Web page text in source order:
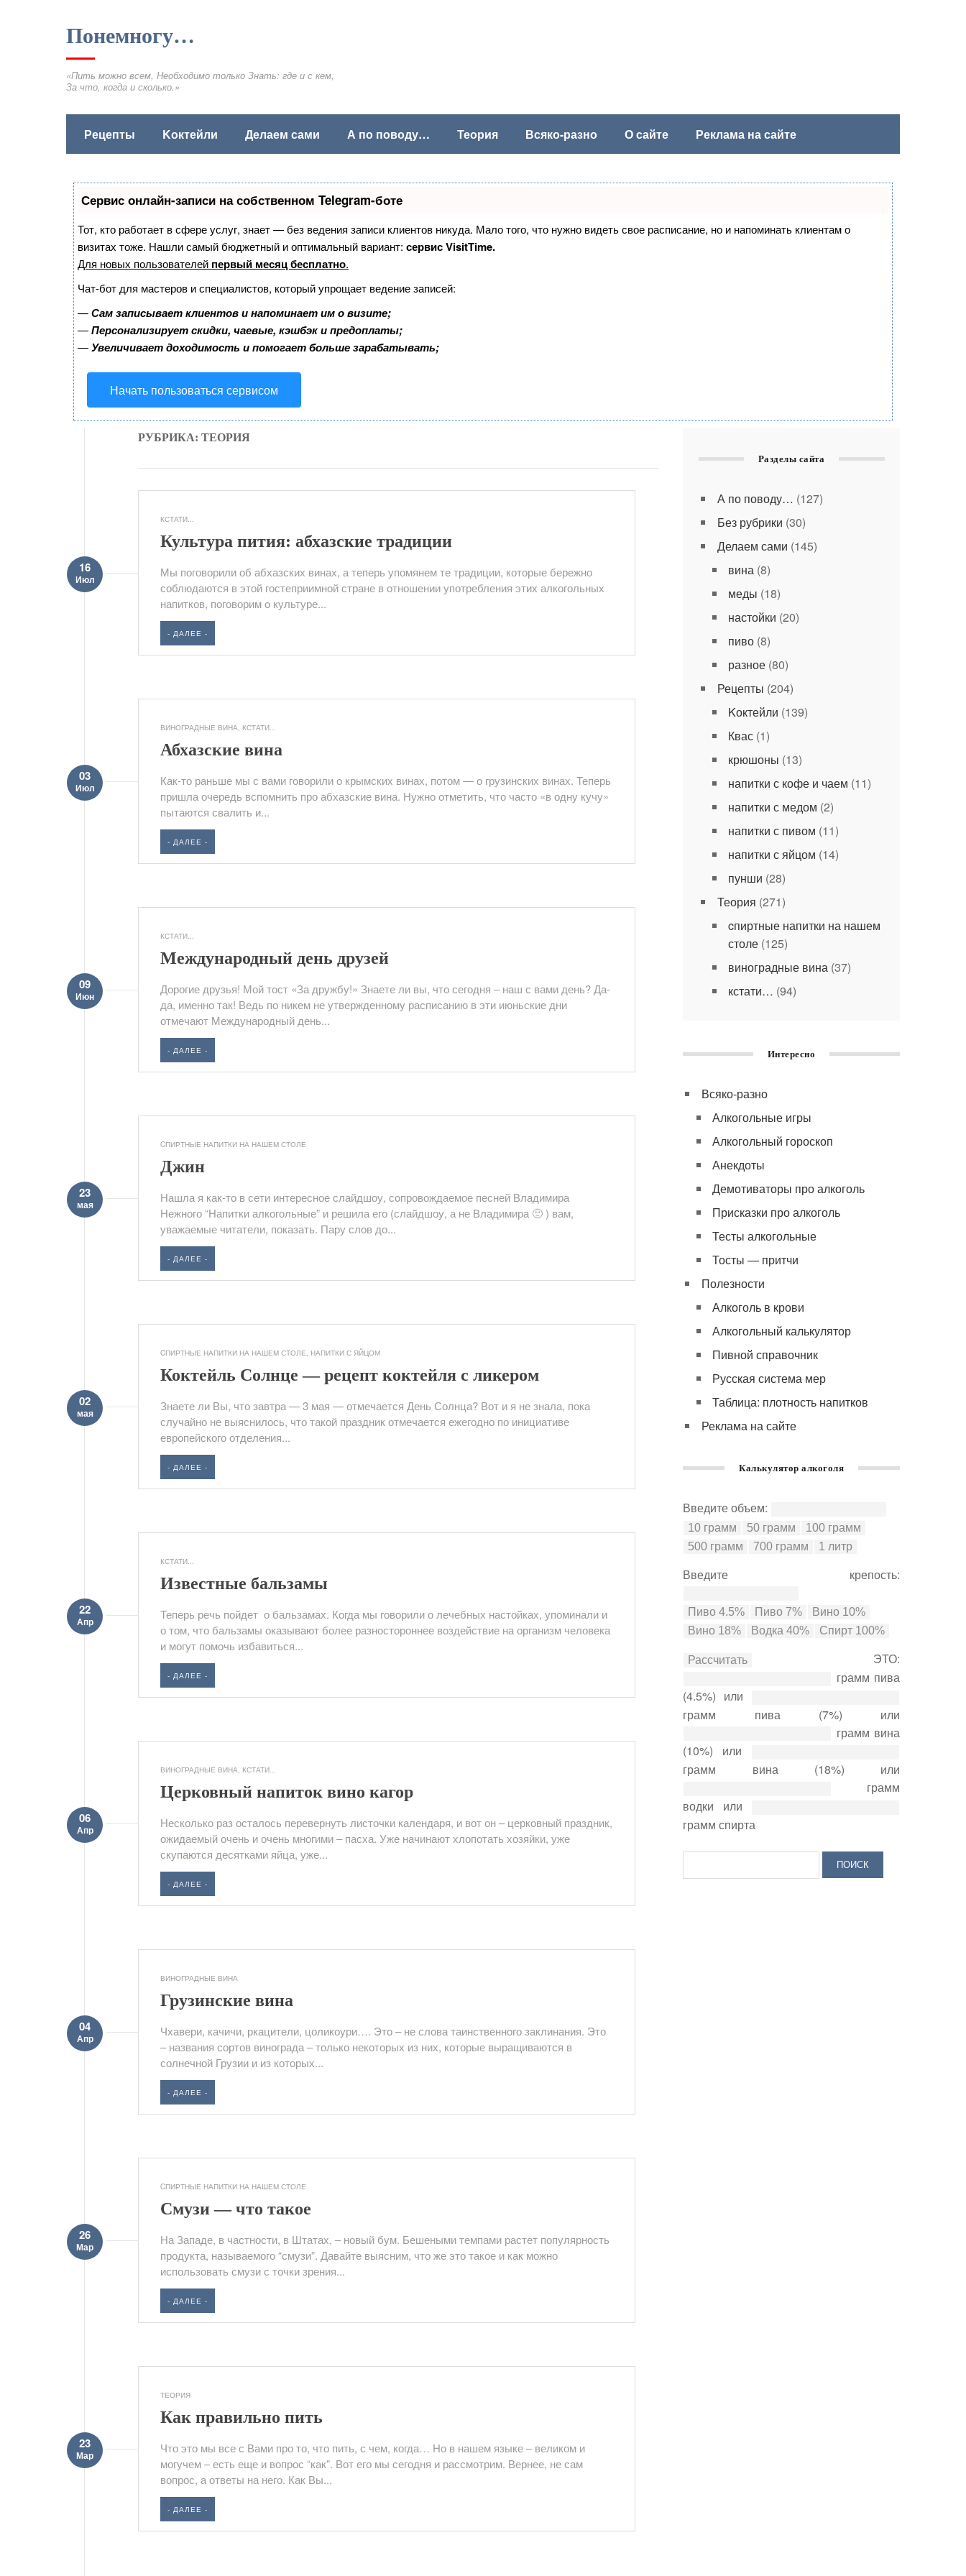
Понемногу…
«Пить можно всем, Необходимо только Знать: где и с кем,
За что, когда и сколько.»
Рецепты Kоктейли Делаем сами А по поводу… Теория Всяко-разно О сайте Реклама на сайте
Сервис онлайн-записи на собственном Telegram-боте
Тот, кто работает в сфере услуг, знает — без ведения записи клиентов никуда. Мало того, что нужно видеть свое расписание, но и напоминать клиентам о
визитах тоже. Нашли самый бюджетный и оптимальный вариант: сервис VisitTime.
Для новых пользователей первый месяц бесплатно.
Чат-бот для мастеров и специалистов, который упрощает ведение записей:
—Сам записывает клиентов и напоминает им о визите;
—Персонализирует скидки, чаевые, кэшбэк и предоплаты;
—Увеличивает доходимость и помогает больше зарабатывать;
Начать пользоваться сервисом
РУБРИКА: ТЕОРИЯ
КСТАТИ...
Культура пития: абхазские традиции
16
Июл
Мы поговорили об абхазских винах, а теперь упомянем те традиции, которые бережно
соблюдаются в этой гостеприимной стране в отношении употребления этих алкогольных
напитков, поговорим о культуре...
- ДАЛЕЕ -
ВИНОГРАДНЫЕ ВИНА, КСТАТИ...
Абхазские вина
03
Июл
Как-то раньше мы с вами говорили о крымских винах, потом — о грузинских винах. Теперь
пришла очередь вспомнить про абхазские вина. Нужно отметить, что часто «в одну кучу»
пытаются свалить и...
- ДАЛЕЕ -
КСТАТИ...
Международный день друзей
09
Июн
Дорогие друзья! Мой тост «За дружбу!» Знаете ли вы, что сегодня – наш с вами день? Да-
да, именно так! Ведь по никем не утвержденному расписанию в эти июньские дни
отмечают Международный день...
- ДАЛЕЕ -
CПИРТНЫЕ НАПИТКИ НА НАШЕМ СТОЛЕ
Джин
23
мая
Нашла я как-то в сети интересное слайдшоу, сопровождаемое песней Владимира
Нежного “Напитки алкогольные” и решила его (слайдшоу, а не Владимира 🙂 ) вам,
уважаемые читатели, показать. Пару слов до...
- ДАЛЕЕ -
CПИРТНЫЕ НАПИТКИ НА НАШЕМ СТОЛЕ, НАПИТКИ С ЯЙЦОМ
Коктейль Солнце — рецепт коктейля с ликером
02
мая
Знаете ли Вы, что завтра — 3 мая — отмечается День Солнца? Вот и я не знала, пока
случайно не выяснилось, что такой праздник отмечается ежегодно по инициативе
европейского отделения...
- ДАЛЕЕ -
КСТАТИ...
Известные бальзамы
22
Апр
Теперь речь пойдет о бальзамах. Когда мы говорили о лечебных настойках, упоминали и
о том, что бальзамы оказывают более разностороннее воздействие на организм человека
и могут помочь избавиться...
- ДАЛЕЕ -
ВИНОГРАДНЫЕ ВИНА, КСТАТИ...
Церковный напиток вино кагор
06
Апр
Несколько раз осталось перевернуть листочки календаря, и вот он – церковный праздник,
ожидаемый очень и очень многими – пасха. Уже начинают хлопотать хозяйки, уже
скупаются десятками яйца, уже...
- ДАЛЕЕ -
ВИНОГРАДНЫЕ ВИНА
Грузинские вина
04
Апр
Чхавери, качичи, ркацители, цоликоури…. Это – не слова таинственного заклинания. Это
– названия сортов винограда – только некоторых из них, которые выращиваются в
солнечной Грузии и из которых...
- ДАЛЕЕ -
CПИРТНЫЕ НАПИТКИ НА НАШЕМ СТОЛЕ
Смузи — что такое
26
Мар
На Западе, в частности, в Штатах, – новый бум. Бешеными темпами растет популярность
продукта, называемого “смузи”. Давайте выясним, что же это такое и как можно
использовать смузи с точки зрения...
- ДАЛЕЕ -
ТЕОРИЯ
Как правильно пить
23
Мар
Что это мы все с Вами про то, что пить, с чем, когда… Но в нашем языке – великом и
могучем – есть еще и вопрос “как”. Вот его мы сегодня и рассмотрим. Вернее, не сам
вопрос, а ответы на него. Как Вы...
- ДАЛЕЕ -
Разделы сайта
А по поводу… (127)
Без рубрики (30)
Делаем сами (145)
вина(8)
меды (18)
настойки (20)
пиво(8)
разное(80)
Рецепты (204)
Kоктейли (139)
Квас(1)
крюшоны (13)
напитки с кофе и чаем (11)
напитки с медом (2)
напитки с пивом (11)
напитки с яйцом (14)
пунши (28)
Теория (271)
cпиртные напитки на нашем
столе(125)
виноградные вина(37)
кстати… (94)
Интересно
Всяко-разно
Алкогольные игры
Алкогольный гороскоп
Анекдоты
Демотиваторы про алкоголь
Присказки про алкоголь
Тесты алкогольные
Тосты — притчи
Полезности
Алкоголь в крови
Алкогольный калькулятор
Пивной справочник
Русская система мер
Таблица: плотность напитков
Реклама на сайте
Калькулятор алкоголя
Введите объем:
Введите крепость:
ЭТО:
грамм пива
(4.5%) или
грамм пива (7%) или
грамм вина
(10%) или
грамм вина (18%) или
грамм
водки или
грамм спирта